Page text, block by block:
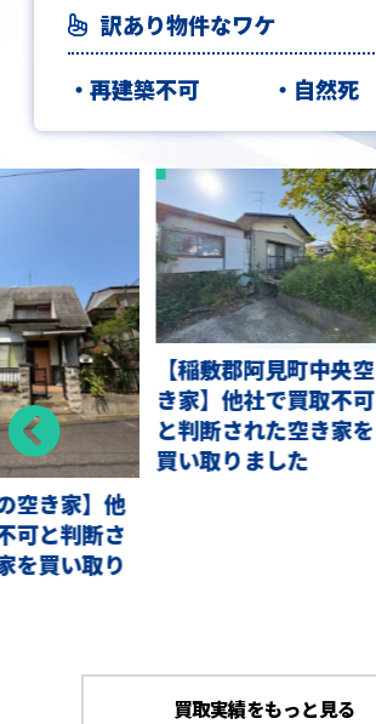
訳あり物件なワケ
再建築不可 自然死
空き家】他
可と判断さ
を買い取り
【稲敷郡阿見町中央空
き家】他社で買取不可
と判断された空き家を
買い取りました
買取実績をもっと見る